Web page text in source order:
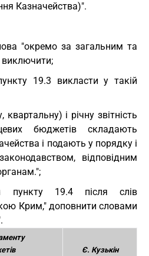
Казначейства)".
"окремо за загальним та
19.3 викласти у такій
і річну звітність
бюджетів складають
і подають у порядку і
відповідним
пункту 19.4 після слів
Крим," доповнити словами
Є. Кузькін